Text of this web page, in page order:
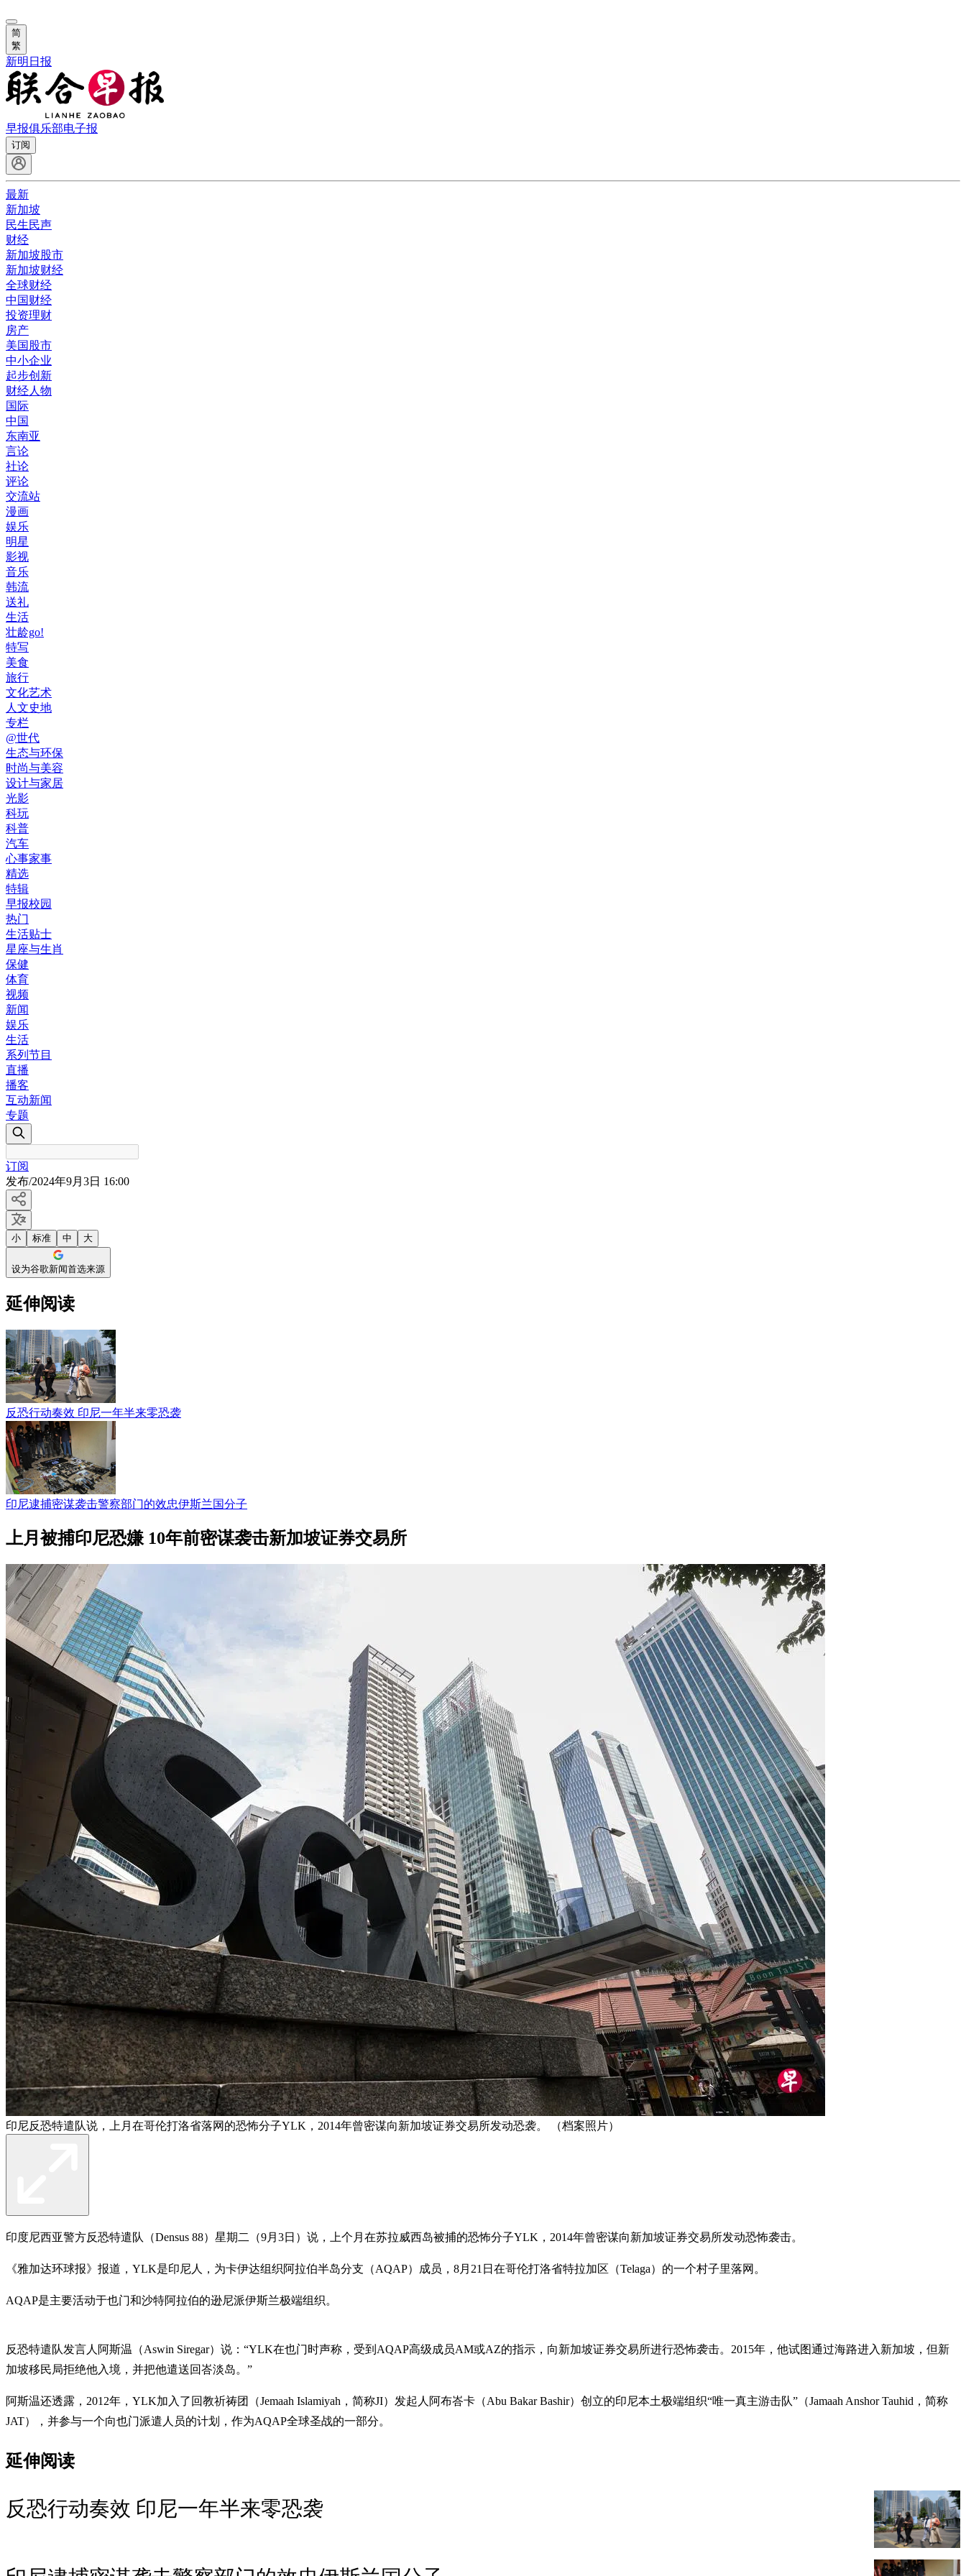
简
繁
新明日报
早报俱乐部电子报
订阅
最新
新加坡
民生民声
财经
新加坡股市
新加坡财经
全球财经
中国财经
投资理财
房产
美国股市
中小企业
起步创新
财经人物
国际
中国
东南亚
言论
社论
评论
交流站
漫画
娱乐
明星
影视
音乐
韩流
送礼
生活
壮龄go!
特写
美食
旅行
文化艺术
人文史地
专栏
@世代
生态与环保
时尚与美容
设计与家居
光影
科玩
科普
汽车
心事家事
精选
特辑
早报校园
热门
生活贴士
星座与生肖
保健
体育
视频
新闻
娱乐
生活
系列节目
直播
播客
互动新闻
专题
订阅
发布/2024年9月3日 16:00
小 标准 中 大
设为谷歌新闻首选来源
延伸阅读
反恐行动奏效 印尼一年半来零恐袭
印尼逮捕密谋袭击警察部门的效忠伊斯兰国分子
上月被捕印尼恐嫌 10年前密谋袭击新加坡证券交易所
印尼反恐特遣队说，上月在哥伦打洛省落网的恐怖分子YLK，2014年曾密谋向新加坡证券交易所发动恐袭。 （档案照片）
印度尼西亚警方反恐特遣队（Densus 88）星期二（9月3日）说，上个月在苏拉威西岛被捕的恐怖分子YLK，2014年曾密谋向新加坡证券交易所发动恐怖袭击。
《雅加达环球报》报道，YLK是印尼人，为卡伊达组织阿拉伯半岛分支（AQAP）成员，8月21日在哥伦打洛省特拉加区（Telaga）的一个村子里落网。
AQAP是主要活动于也门和沙特阿拉伯的逊尼派伊斯兰极端组织。
反恐特遣队发言人阿斯温（Aswin Siregar）说：“YLK在也门时声称，受到AQAP高级成员AM或AZ的指示，向新加坡证券交易所进行恐怖袭击。2015年，他试图通过海路进入新加坡，但新
加坡移民局拒绝他入境，并把他遣送回峇淡岛。”
阿斯温还透露，2012年，YLK加入了回教祈祷团（Jemaah Islamiyah，简称JI）发起人阿布峇卡（Abu Bakar Bashir）创立的印尼本土极端组织“唯一真主游击队”（Jamaah Anshor Tauhid，简称
JAT），并参与一个向也门派遣人员的计划，作为AQAP全球圣战的一部分。
延伸阅读
反恐行动奏效 印尼一年半来零恐袭